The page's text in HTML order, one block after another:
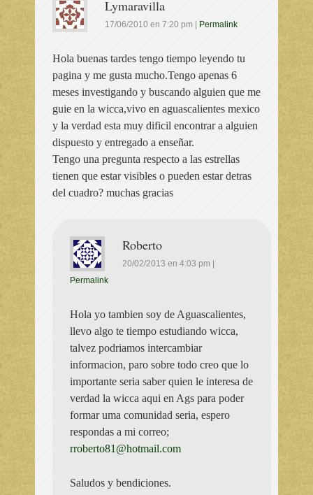
Lymaravilla
17/06/2010 en 7:20 pm Permalink
Hola buenas tardes tengo tiempo leyendo tu
pagina y me gusta mucho.Tengo apenas 6
meses investigando y buscando alguien que me
guie en la wicca,vivo en aguascalientes mexico
y la verdad esta muy dificil encontrar a alguien
dispuesto y entregado a enseñar.
Tengo una pregunta respecto a las estrellas
tienen que estar visibles o pueden estar detras
del cuadro? muchas gracias
Roberto
20/02/2013 en 4:03 pm
Permalink
Hola yo tambien soy de Aguascalientes,
llevo algo te tiempo estudiando wicca,
talvez podriamos intercambiar
informacion, paro sobre todo creo que lo
importante seria saber quien le interesa de
verdad la wicca aqui en Ags para poder
formar uma comunidad seria, espero
respondas a mi correo;
rroberto81@hotmail.com
Saludos y bendiciones.